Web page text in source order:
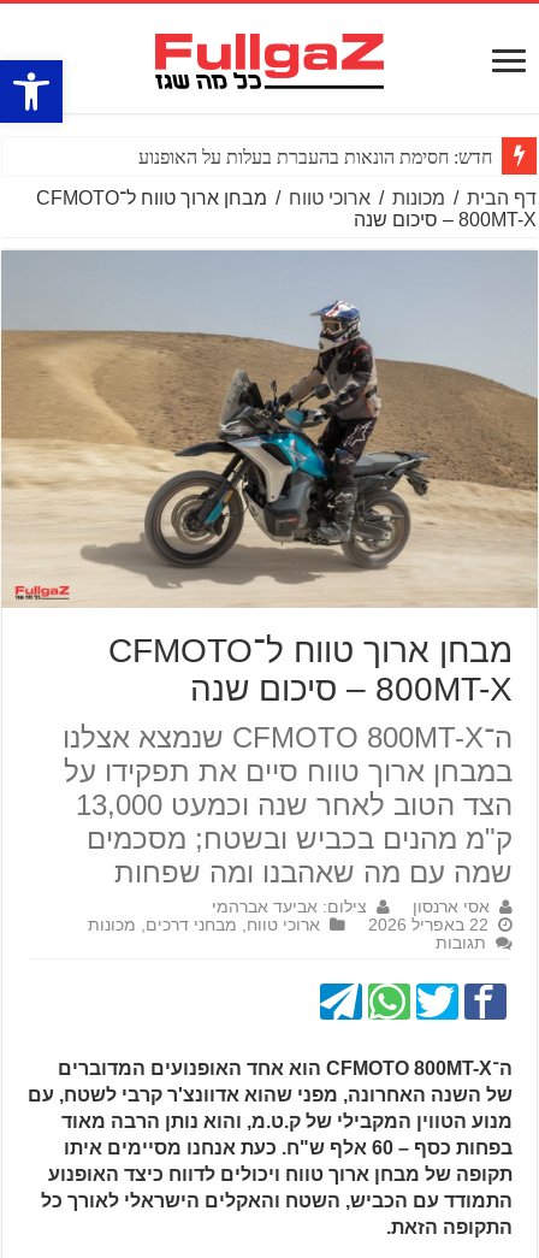
פתח
חדש: חסימת הונאות בהעברת בעלות על האופנוע
דף הבית / מכונות / ארוכי טווח /
מבחן ארוך טווח ל־CFMOTO
800MT-X – סיכום שנה
מבחן ארוך טווח ל־CFMOTO
800MT-X – סיכום שנה
ה־CFMOTO 800MT-X שנמצא אצלנו
במבחן ארוך טווח סיים את תפקידו על
הצד הטוב לאחר שנה וכמעט 13,000
ק"מ מהנים בכביש ובשטח; מסכמים
שמה עם מה שאהבנו ומה שפחות
אסי ארנסון
צילום: אביעד אברהמי
22 באפריל 2026
ארוכי טווח מבחני דרכים
מכונות
תגובות
ה־CFMOTO 800MT-X הוא אחד האופנועים המדוברים
של השנה האחרונה, מפני שהוא אדוונצ'ר קרבי לשטח, עם
מנוע הטווין המקבילי של ק.ט.מ, והוא נותן הרבה מאוד
בפחות כסף – 60 אלף ש"ח. כעת אנחנו מסיימים איתו
תקופה של מבחן ארוך טווח ויכולים לדווח כיצד האופנוע
התמודד עם הכביש, השטח והאקלים הישראלי לאורך כל
התקופה הזאת.